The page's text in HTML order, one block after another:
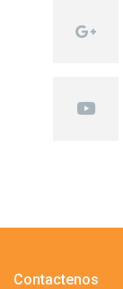
Contactenos